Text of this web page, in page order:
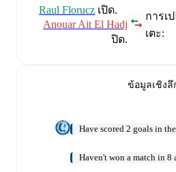
การเ
เตะ:
Raul Florucz เปิด.
Anouar Ait El Hadj
ปิด.
ข้อมูลเชิงลึ
Have scored 2 goals in
Haven't won a match in 8